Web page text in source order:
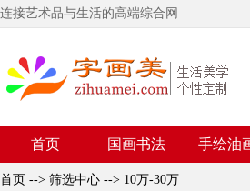
连接艺术品与生活的高端综合网
首页 国画书法 手绘油
首页 --> 筛选中心 --> 10万-30万